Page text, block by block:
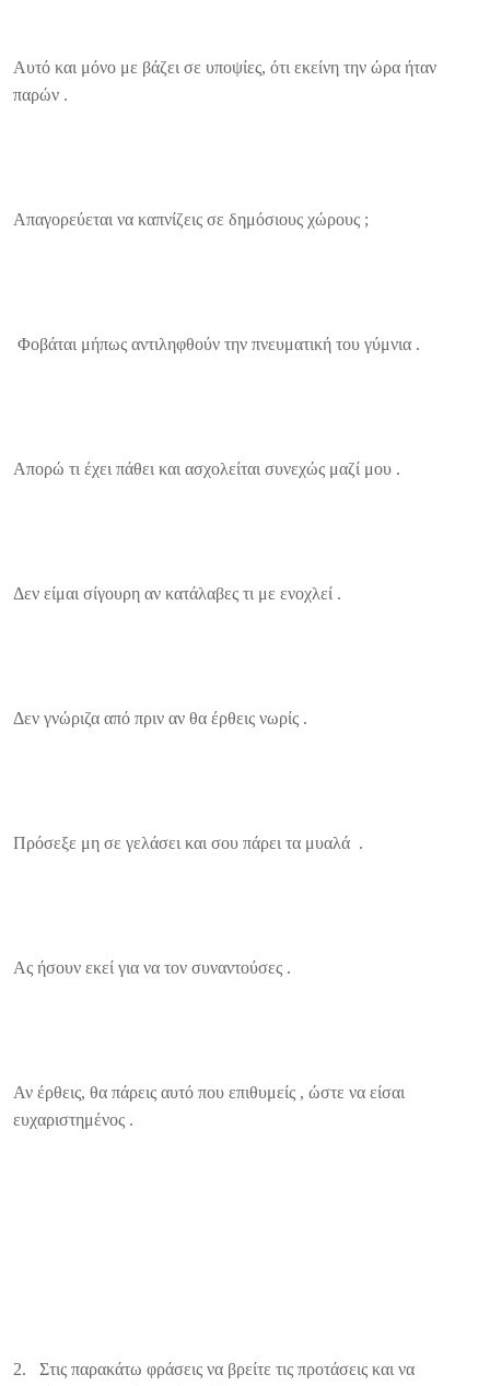
Αυτό και μόνο με βάζει σε υποψίες, ότι εκείνη την ώρα ήταν
παρών .
Απαγορεύεται να καπνίζεις σε δημόσιους χώρους ;
Φοβάται μήπως αντιληφθούν την πνευματική του γύμνια .
Απορώ τι έχει πάθει και ασχολείται συνεχώς μαζί μου .
Δεν είμαι σίγουρη αν κατάλαβες τι με ενοχλεί .
Δεν γνώριζα από πριν αν θα έρθεις νωρίς .
Πρόσεξε μη σε γελάσει και σου πάρει τα μυαλά .
Ας ήσουν εκεί για να τον συναντούσες .
Αν έρθεις, θα πάρεις αυτό που επιθυμείς , ώστε να είσαι
ευχαριστημένος .
2. Στις παρακάτω φράσεις να βρείτε τις προτάσεις και να